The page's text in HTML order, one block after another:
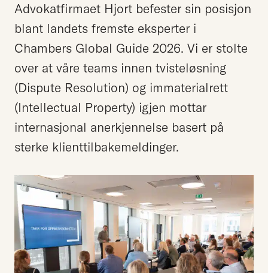
Advokatfirmaet Hjort befester sin posisjon
blant landets fremste eksperter i
Chambers Global Guide 2026. Vi er stolte
over at våre teams innen tvisteløsning
(Dispute Resolution) og immaterialrett
(Intellectual Property) igjen mottar
internasjonal anerkjennelse basert på
sterke klienttilbakemeldinger.